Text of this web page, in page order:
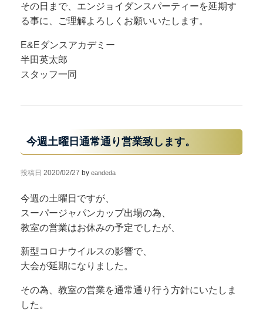
その日まで、エンジョイダンスパーティーを延期す
る事に、ご理解よろしくお願いいたします。
E&Eダンスアカデミー
半田英太郎
スタッフ一同
今週土曜日通常通り営業致します。
投稿日 2020/02/27 by eandeda
今週の土曜日ですが、
スーパージャパンカップ出場の為、
教室の営業はお休みの予定でしたが、
新型コロナウイルスの影響で、
大会が延期になりました。
その為、教室の営業を通常通り行う方針にいたしま
した。